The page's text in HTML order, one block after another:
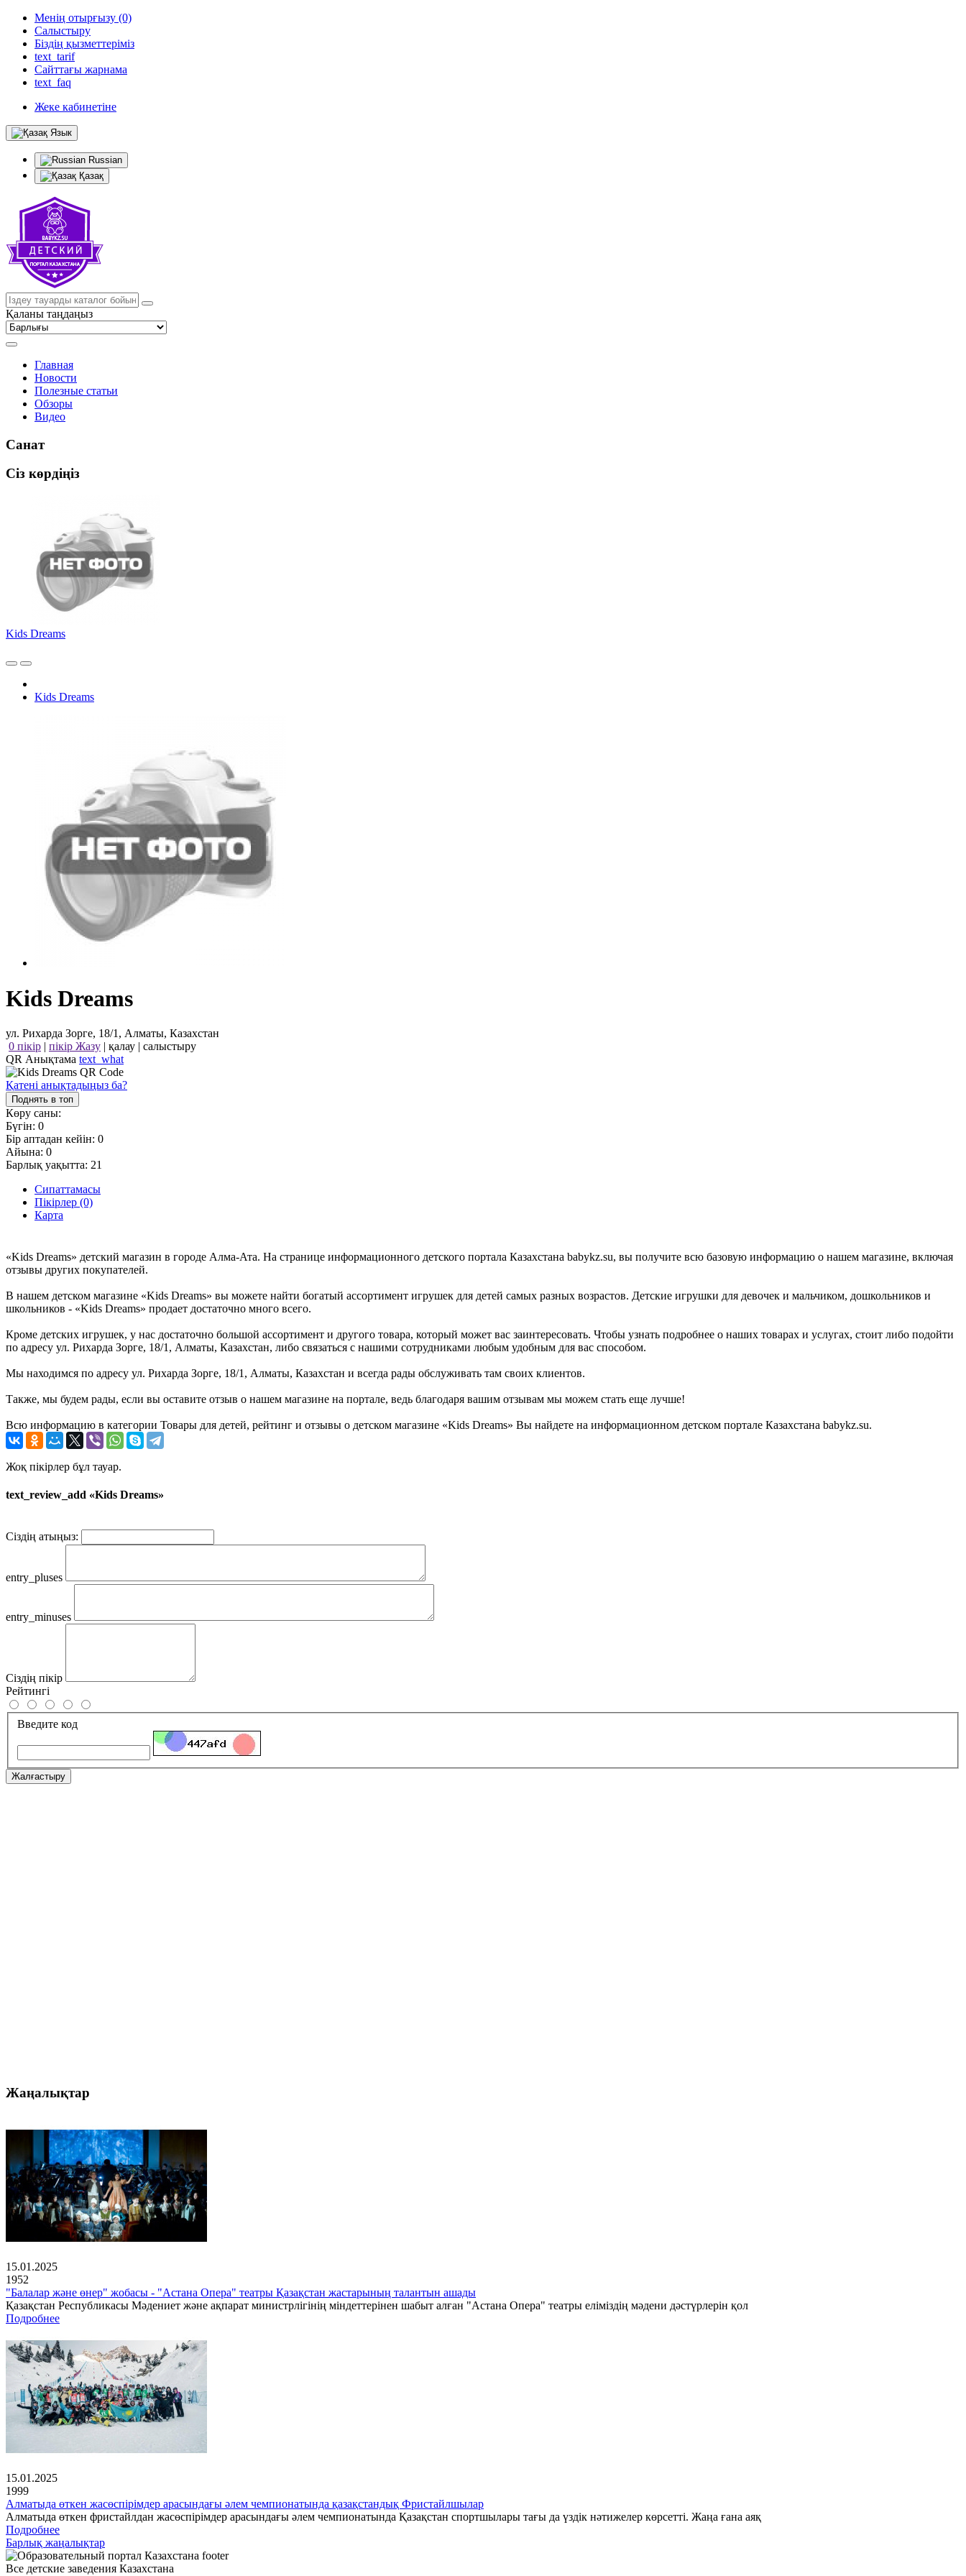
Менің отырғызу (0)
Салыстыру
Біздің қызметтеріміз
text_tarif
Сайттағы жарнама
text_faq
Жеке кабинетіне
Язык
Russian
Қазақ
Қаланы таңдаңыз
Главная
Новости
Полезные статьи
Обзоры
Видео
Санат
Сіз көрдіңіз
Kids Dreams
Kids Dreams
Kids Dreams
ул. Рихарда Зорге, 18/1, Алматы, Казахстан
0 пікір | пікір Жазу | қалау | салыстыру
QR Анықтама text_what
Қатені анықтадыңыз ба?
Поднять в топ
Көру саны:
Бүгін: 0
Бір аптадан кейін: 0
Айына: 0
Барлық уақытта: 21
Сипаттамасы
Пікірлер (0)
Карта
«Kids Dreams» детский магазин в городе Алма-Ата. На странице информационного детского портала Казахстана babykz.su, вы получите всю базовую информацию о нашем магазине, включая
отзывы других покупателей.
В нашем детском магазине «Kids Dreams» вы можете найти богатый ассортимент игрушек для детей самых разных возрастов. Детские игрушки для девочек и мальчиком, дошкольников и
школьников - «Kids Dreams» продает достаточно много всего.
Кроме детских игрушек, у нас достаточно большой ассортимент и другого товара, который может вас заинтересовать. Чтобы узнать подробнее о наших товарах и услугах, стоит либо подойти
по адресу ул. Рихарда Зорге, 18/1, Алматы, Казахстан, либо связаться с нашими сотрудниками любым удобным для вас способом.
Мы находимся по адресу ул. Рихарда Зорге, 18/1, Алматы, Казахстан и всегда рады обслуживать там своих клиентов.
Также, мы будем рады, если вы оставите отзыв о нашем магазине на портале, ведь благодаря вашим отзывам мы можем стать еще лучше!
Всю информацию в категории Товары для детей, рейтинг и отзывы о детском магазине «Kids Dreams» Вы найдете на информационном детском портале Казахстана babykz.su.
Жоқ пікірлер бұл тауар.
text_review_add «Kids Dreams»
Сіздің атыңыз:
entry_pluses
entry_minuses
Сіздің пікір
Рейтингі
Введите код
Жалғастыру
Жаңалықтар
15.01.2025
1952
"Балалар және өнер" жобасы - "Астана Опера" театры Қазақстан жастарының талантын ашады
Қазақстан Республикасы Мәдениет және ақпарат министрлігінің міндеттерінен шабыт алған "Астана Опера" театры еліміздің мәдени дәстүрлерін қол
Подробнее
15.01.2025
1999
Алматыда өткен жасөспірімдер арасындағы әлем чемпионатында қазақстандық Фристайлшылар
Алматыда өткен фристайлдан жасөспірімдер арасындағы әлем чемпионатында Қазақстан спортшылары тағы да үздік нәтижелер көрсетті. Жаңа ғана аяқ
Подробнее
Барлық жаңалықтар
Все детские заведения Казахстана